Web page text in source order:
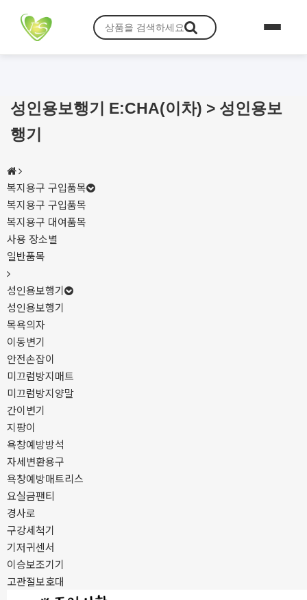
성인용보행기 E:CHA(이차) > 성인용보
행기
복지용구 구입품목
복지용구 구입품목
복지용구 대여품목
사용 장소별
일반품목
성인용보행기
성인용보행기
목욕의자
이동변기
안전손잡이
미끄럼방지매트
미끄럼방지양말
간이변기
지팡이
욕창예방방석
자세변환용구
욕창예방매트리스
요실금팬티
경사로
구강세척기
기저귀센서
이승보조기기
고관절보호대